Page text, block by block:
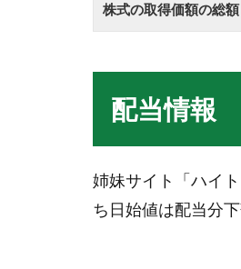
株式の取得価額の総額
配当情報
姉妹サイト「ハイ
ち日始値は配当分下